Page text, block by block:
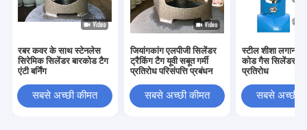
रबर कवर के साथ स्टेनलेस
सिरेमिक सिलेंडर बारकोड टैग
एंटी बर्निंग
सबसे अच्छी कीमत
जियांगकांग एलपीजी सिलेंडर
ट्रैकिंग टैग यूवी सबूत गर्मी
प्रतिरोध परिसंपत्ति प्रबंधन
सबसे अच्छी कीमत
स्टील शीशा लगाना
कोड गैस सिलेंडर
प्रतिरोध
सबसे अच्छी